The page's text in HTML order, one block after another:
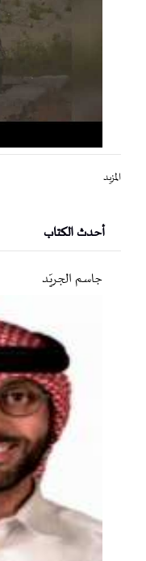
المزيد
أحدث الكتاب
جاسم الجريّد